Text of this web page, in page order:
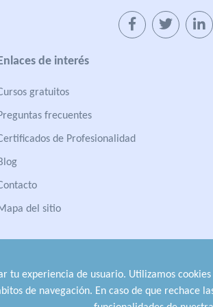
de interés
gratuitos
frecuentes
de Profesionalidad
del sitio
tu experiencia de usuario. Utilizamos
de navegación. En caso de que rechace